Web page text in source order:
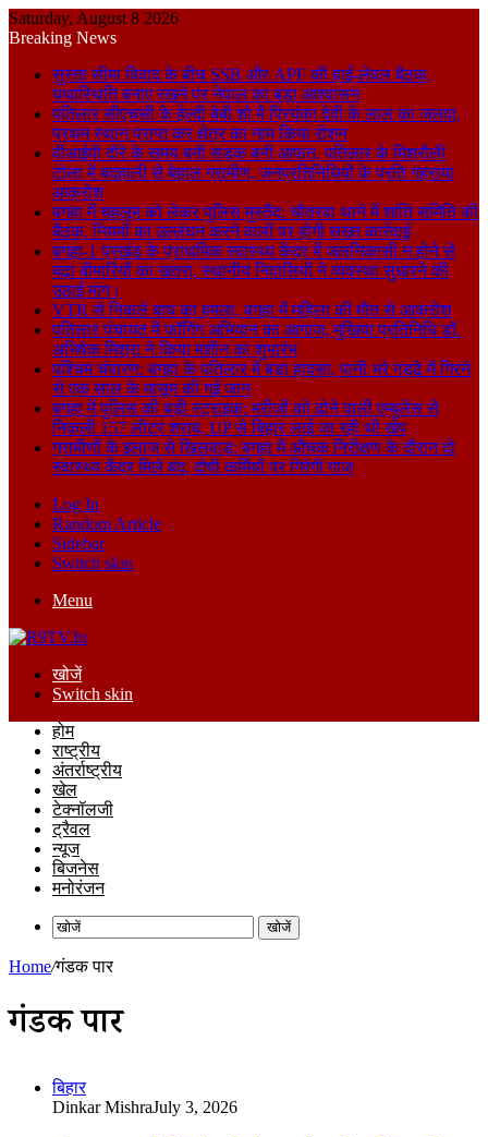
Saturday, August 8 2026
Breaking News
सुस्ता सीमा विवाद के बीच SSB और APF की हाई-लेवल बैठक,
यथास्थिति बनाए रखने पर नेपाल का बड़ा आश्वासन
पतिलार सीएचसी के हेल्दी बेबी शो में प्रियंका देवी के लाल का जलवा,
प्रथम स्थान प्राप्त कर क्षेत्र का नाम किया रोशन
वीआईपी दौरे के समय बनी सड़क बनी आफत, पतिलार के मिश्रौली
टोला में बदहाली से बेहाल ग्रामीण, जनप्रतिनिधियों के प्रति गहराया
आक्रोश
बगहा में चहलूम को लेकर पुलिस मुस्तैद: चौतरवा थाने में शांति समिति की
बैठक, नियमों का उल्लंघन करने वालों पर होगी सख्त कार्रवाई
बगहा-1 प्रखंड के प्राथमिक स्वास्थ्य केंद्र में जलनिकासी न होने से
बढ़ा बीमारियों का खतरा, स्थानीय निवासियों ने व्यवस्था सुधारने की
उठाई मांग।
VTR से निकले बाघ का हमला, बगहा में महिला की मौत से आक्रोश
पतिलार पंचायत में फॉगिंग अभियान का आगाज, मुखिया प्रतिनिधि डॉ.
अभिषेक मिश्रा ने किया मशीन का शुभारंभ
पश्चिम चंपारण: बगहा के पतिलार में बड़ा हादसा, पानी भरे गड्ढे में गिरने
से एक साल के मासूम की गई जान
बगहा में पुलिस की बड़ी स्ट्राइक: मरीजों को ढोने वाली एम्बुलेंस से
निकली 157 लीटर शराब, UP से बिहार लाई जा रही थी खेप
ग्रामीणों के इलाज से खिलवाड़: बगहा में औचक निरीक्षण के दौरान दो
स्वास्थ्य केंद्र मिले बंद, दोषी कर्मियों पर गिरेगी गाज
Log In
Random Article
Sidebar
Switch skin
Menu
खोजें
Switch skin
होम
राष्ट्रीय
अंतर्राष्ट्रीय
खेल
टेक्नॉलजी
ट्रैवल
न्यूज
बिजनेस
मनोरंजन
खोजें
Home/गंडक पार
गंडक पार
बिहार
Dinkar MishraJuly 3, 2026